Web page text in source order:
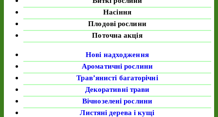
Насіння
Плодові рослини
Поточна акція
Нові надходження
Ароматичні рослини
Трав’янисті багаторічні
Декоративні трави
Вічнозелені рослини
Листяні дерева і кущі